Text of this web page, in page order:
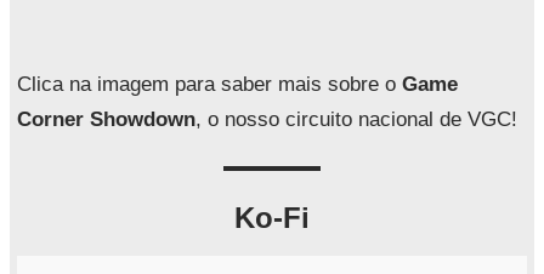
a
r
Clica na imagem para saber mais sobre o Game
Corner Showdown, o nosso circuito nacional de VGC!
Ko-Fi